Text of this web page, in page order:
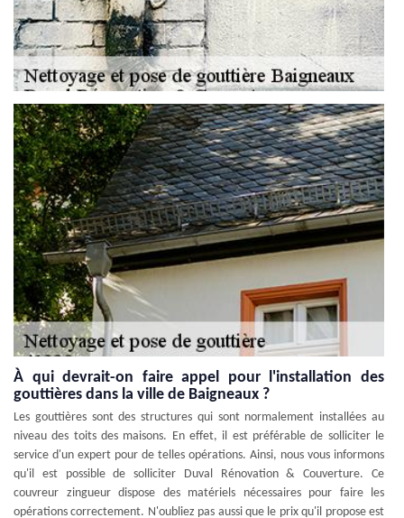
À qui devrait-on faire appel pour l'installation des
gouttières dans la ville de Baigneaux ?
Les gouttières sont des structures qui sont normalement installées au
niveau des toits des maisons. En effet, il est préférable de solliciter le
service d'un expert pour de telles opérations. Ainsi, nous vous informons
qu'il est possible de solliciter Duval Rénovation & Couverture. Ce
couvreur zingueur dispose des matériels nécessaires pour faire les
opérations correctement. N'oubliez pas aussi que le prix qu'il propose est